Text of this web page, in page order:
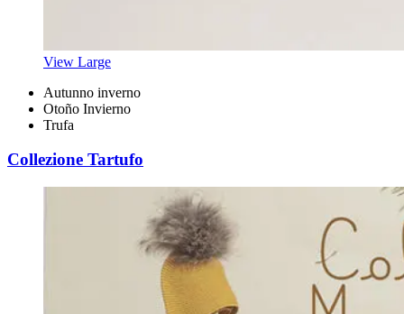
View Large
Autunno inverno
Otoño Invierno
Trufa
Collezione Tartufo